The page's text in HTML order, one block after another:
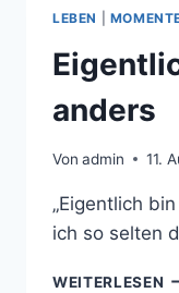
LEBEN
anders
Von admin 11.
„Eigentlich
ich so selten
WEITERLESEN